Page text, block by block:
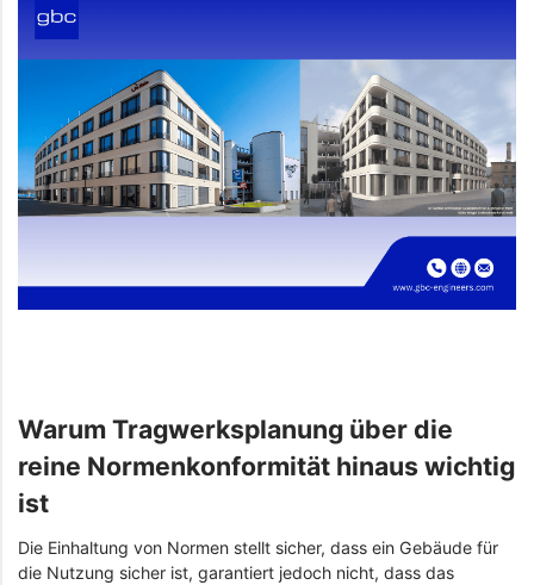
Warum Tragwerksplanung über die
reine Normenkonformität hinaus wichtig
ist
Die Einhaltung von Normen stellt sicher, dass ein Gebäude für
die Nutzung sicher ist, garantiert jedoch nicht, dass das